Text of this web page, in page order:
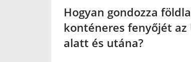
Hogyan gondozza
konténeres fenyőjét az
alatt és utána?